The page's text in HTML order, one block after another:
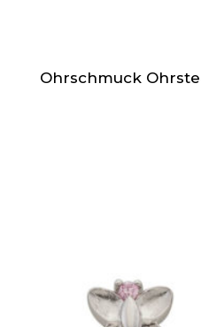
Ohrschmuck